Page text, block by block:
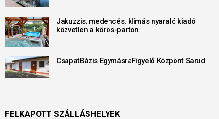
Jakuzzis, medencés, klímás nyaraló kiadó
közvetlen a körös-parton
CsapatBázis EgymásraFigyelő Központ Sarud
FELKAPOTT SZÁLLÁSHELYEK